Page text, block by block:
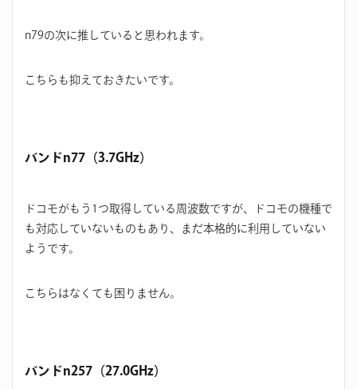
n79の次に推していると思われます。
こちらも抑えておきたいです。
バンドn77（3.7GHz）
ドコモがもう1つ取得している周波数ですが、ドコモの機種で
も対応していないものもあり、まだ本格的に利用していない
ようです。
こちらはなくても困りません。
バンドn257（27.0GHz）